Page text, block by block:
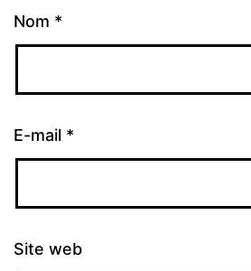
Nom *
E-mail *
Site web